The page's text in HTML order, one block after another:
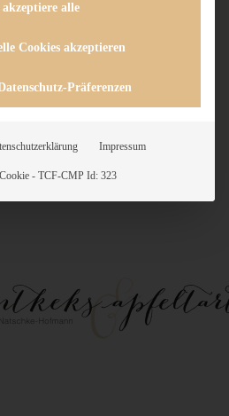
alle
Cookies akzeptieren
Präferenzen
Impressum
- TCF-CMP Id: 323